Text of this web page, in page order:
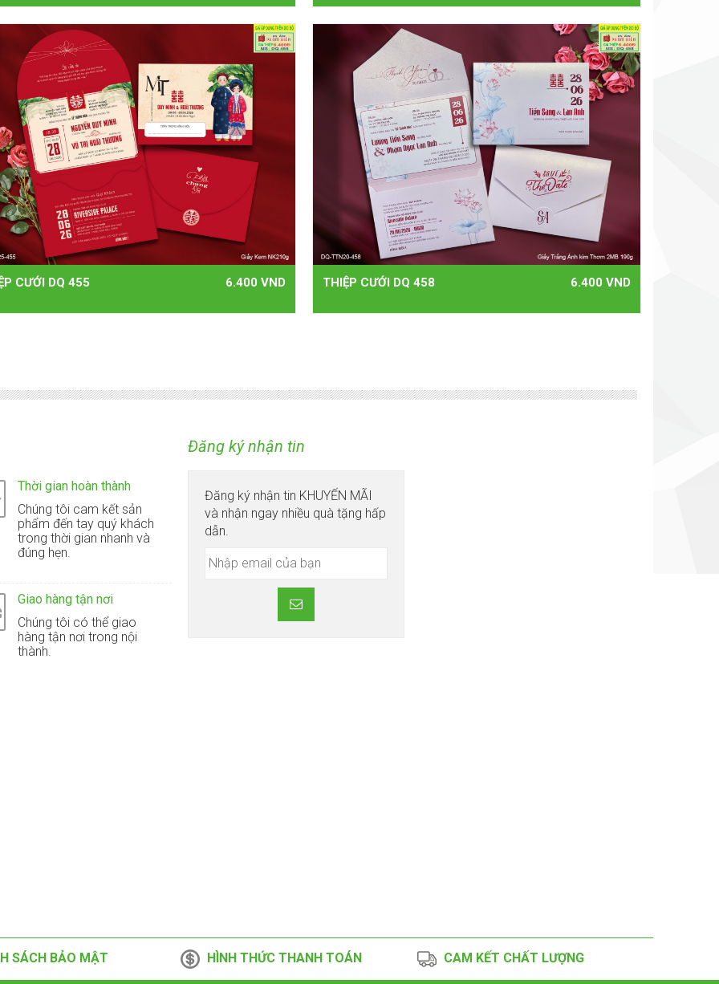
CƯỚI DQ 455 6.400 VND THIỆP CƯỚI DQ 458 6.400 VND
Thời gian hoàn thành
Chúng tôi cam kết sản
phẩm đến tay quý khách
trong thời gian nhanh và
đúng hẹn.
Giao hàng tận nơi
Chúng tôi có thể giao
hàng tận nơi trong nội
thành.
Đăng ký nhận tin
Đăng ký nhận tin KHUYẾN MÃI
và nhận ngay nhiều quà tặng hấp
dẫn.
SÁCH BẢO MẬT HÌNH THỨC THANH TOÁN CAM KẾT CHẤT LƯỢNG